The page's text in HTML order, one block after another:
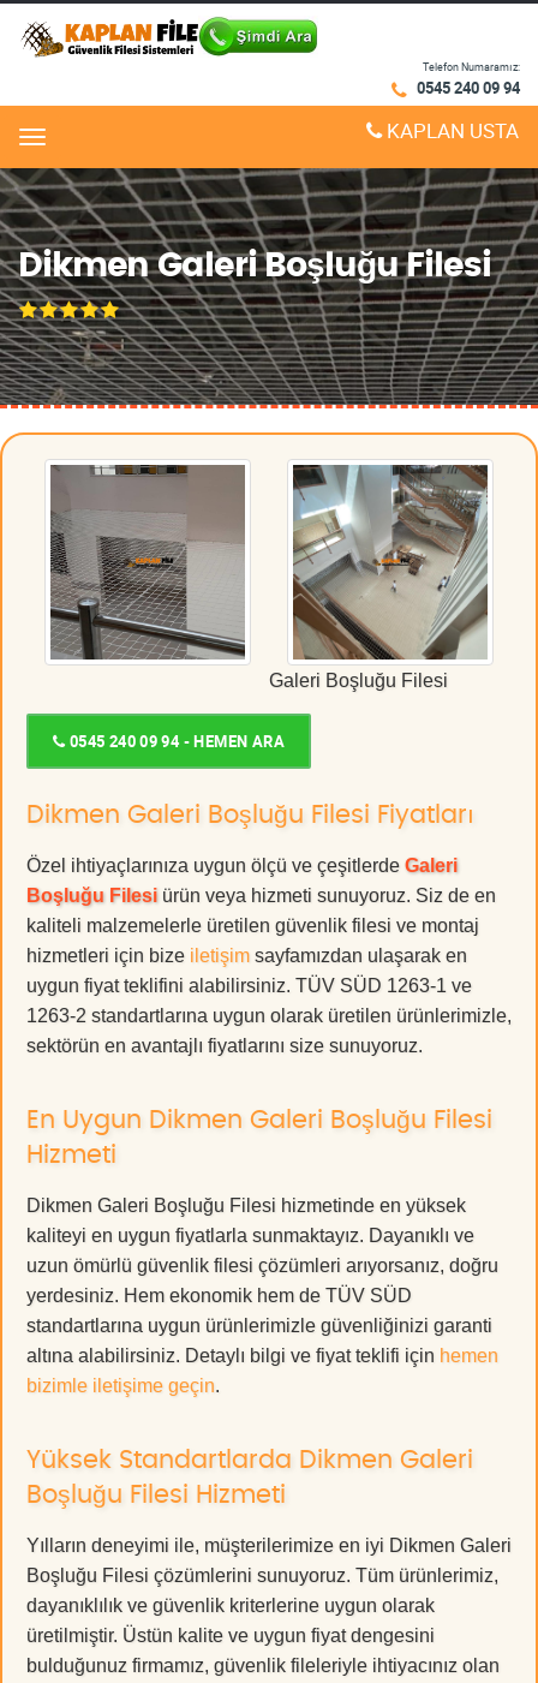
Telefon Numaramız:
0545 240 09 94
Menu KAPLAN USTA
Dikmen Galeri Boşluğu Filesi
Galeri Boşluğu Filesi
0545 240 09 94 - HEMEN ARA
Dikmen Galeri Boşluğu Filesi Fiyatları
Özel ihtiyaçlarınıza uygun ölçü ve çeşitlerde Galeri
Boşluğu Filesi ürün veya hizmeti sunuyoruz. Siz de en
kaliteli malzemelerle üretilen güvenlik filesi ve montaj
hizmetleri için bize iletişim sayfamızdan ulaşarak en
uygun fiyat teklifini alabilirsiniz. TÜV SÜD 1263-1 ve
1263-2 standartlarına uygun olarak üretilen ürünlerimizle,
sektörün en avantajlı fiyatlarını size sunuyoruz.
En Uygun Dikmen Galeri Boşluğu Filesi
Hizmeti
Dikmen Galeri Boşluğu Filesi hizmetinde en yüksek
kaliteyi en uygun fiyatlarla sunmaktayız. Dayanıklı ve
uzun ömürlü güvenlik filesi çözümleri arıyorsanız, doğru
yerdesiniz. Hem ekonomik hem de TÜV SÜD
standartlarına uygun ürünlerimizle güvenliğinizi garanti
altına alabilirsiniz. Detaylı bilgi ve fiyat teklifi için hemen
bizimle iletişime geçin.
Yüksek Standartlarda Dikmen Galeri
Boşluğu Filesi Hizmeti
Yılların deneyimi ile, müşterilerimize en iyi Dikmen Galeri
Boşluğu Filesi çözümlerini sunuyoruz. Tüm ürünlerimiz,
dayanıklılık ve güvenlik kriterlerine uygun olarak
üretilmiştir. Üstün kalite ve uygun fiyat dengesini
bulduğunuz firmamız, güvenlik fileleriyle ihtiyacınız olan